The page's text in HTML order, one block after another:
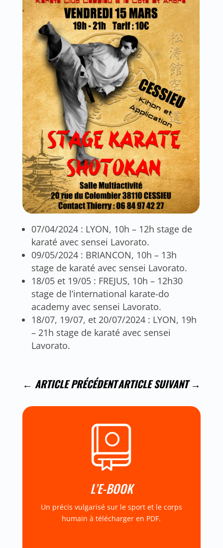
07/04/2024 : LYON, 10h – 12h stage de
karaté avec sensei Lavorato.
09/05/2024 : BRIANCON, 10h – 13h
stage de karaté avec sensei Lavorato.
18/05 et 19/05 : FREJUS, 10h – 12h30
stage de l’international karate-do
academy avec sensei Lavorato.
18/07, 19/07, et 20/07/2024 : LYON, 19h
– 21h stage de karaté avec sensei
Lavorato.
← ARTICLE PRÉCÉDENTARTICLE SUIVANT→
L’E-BOOK
Un précis vulgarisé sur le sport et le corps
humain à télécharger en PDF.